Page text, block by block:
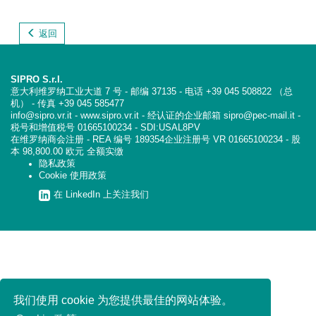
我们使用 cookie 为您提供最佳的网站体验。
返回
SIPRO S.r.l.
意大利维罗纳工业大道 7 号 - 邮编 37135 - 电话 +39 045 508822 （总
机） - 传真 +39 045 585477
info@sipro.vr.it - www.sipro.vr.it - 经认证的企业邮箱 sipro@pec-mail.it -
税号和增值税号 01665100234 - SDI:USAL8PV
在维罗纳商会注册 - REA 编号 189354企业注册号 VR 01665100234 - 股
本 98,800.00 欧元 全额实缴
隐私政策
Cookie 使用政策
在 LinkedIn 上关注我们